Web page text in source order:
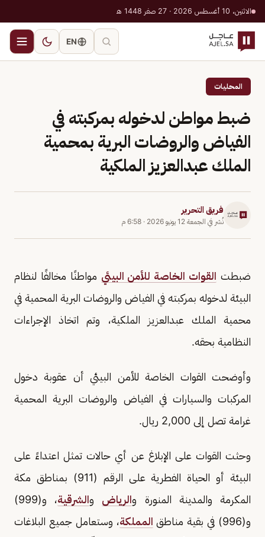
الاثنين، 10 أغسطس 2026 · 27 صفر 1448 هـ
EN
المحليات
ضبط مواطن لدخوله بمركبته في
الفياض والروضات البرية بمحمية
الملك عبدالعزيز الملكية
فريق التحرير
نُشر في الجمعة 12 يونيو 2026 · 6:58 م
ضبطت القوات الخاصة للأمن البيئي مواطنًا مخالفًا لنظام
البيئة لدخوله بمركبته في الفياض والروضات البرية المحمية في
محمية الملك عبدالعزيز الملكية، وتم اتخاذ الإجراءات
النظامية بحقه.
وأوضحت القوات الخاصة للأمن البيئي أن عقوبة دخول
المركبات والسيارات في الفياض والروضات البرية المحمية
غرامة تصل إلى 2,000 ريال.
وحثت القوات على الإبلاغ عن أي حالات تمثل اعتداءً على
البيئة أو الحياة الفطرية على الرقم (911) بمناطق مكة
المكرمة والمدينة المنورة والرياض والشرقية
، و(999)
و(996) في بقية مناطق
المملكة، وستعامل جميع البلاغات